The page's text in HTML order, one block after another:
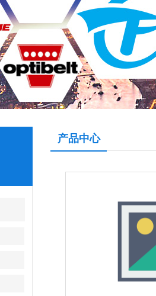
产品中心